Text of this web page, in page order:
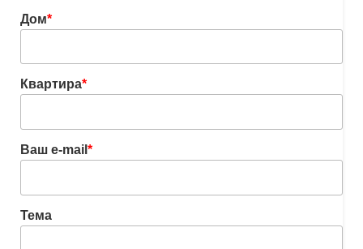
Дом*
Квартира*
Ваш e-mail *
Тема